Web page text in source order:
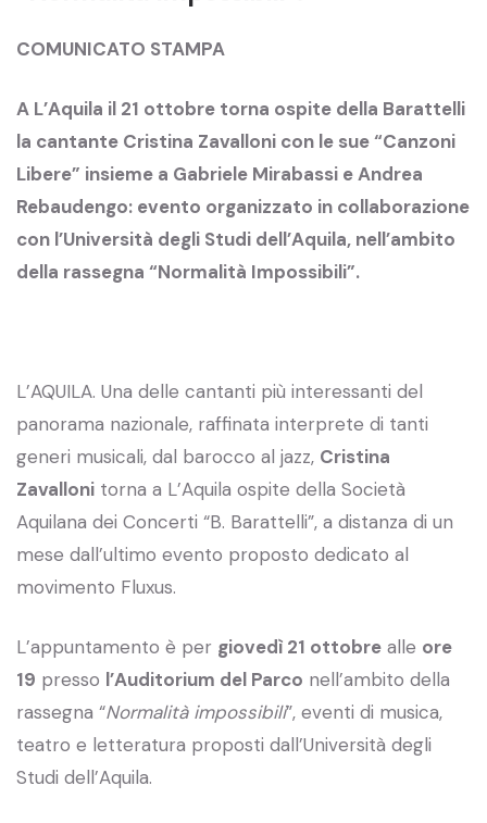
COMUNICATO STAMPA
A L’Aquila il 21 ottobre torna ospite della Barattelli
la cantante Cristina Zavalloni con le sue “Canzoni
Libere” insieme a Gabriele Mirabassi e Andrea
Rebaudengo: evento organizzato in collaborazione
con l’Università degli Studi dell’Aquila, nell’ambito
della rassegna “Normalità Impossibili”.
L’AQUILA. Una delle cantanti più interessanti del
panorama nazionale, raffinata interprete di tanti
generi musicali, dal barocco al jazz, Cristina
Zavalloni torna a L’Aquila ospite della Società
Aquilana dei Concerti “B. Barattelli”, a distanza di un
mese dall’ultimo evento proposto dedicato al
movimento Fluxus.
L’appuntamento è per giovedì 21 ottobre alle ore
19 presso l’Auditorium del Parco nell’ambito della
rassegna “Normalità impossibili”, eventi di musica,
teatro e letteratura proposti dall’Università degli
Studi dell’Aquila.